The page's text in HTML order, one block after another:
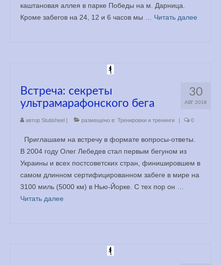
каштановая аллея в парке Победы на м. Дарница.
Кроме забегов на 24, 12 и 6 часов мы … Читать далее
30
АВГ 2018
Встреча: секреты
ультрамарафонского бега
автор Stutisheel | размещено в: Тренировки и тренинги | 0
Приглашаем на встречу в формате вопросы-ответы.
В 2004 году Олег Лебедев стал первым бегуном из
Украины и всех постсоветских стран, финишировшем в
самом длинном сертифицированном забеге в мире на
3100 миль (5000 км) в Нью-Йорке. С тех пор он …
Читать далее